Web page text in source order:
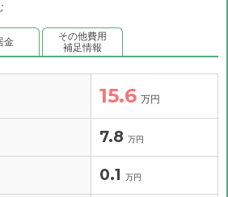
金
その他費用
補足情報
15.6 万円
7.8 万円
0.1 万円